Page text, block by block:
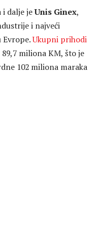
i dalje jeUnis Ginex,
i najveći
Evrope.Ukupni prihodi
miliona KM, što je
102 miliona maraka